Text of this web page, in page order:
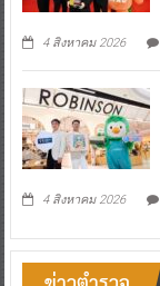
4 สิงหาคม 2026
4 สิงหาคม 2026